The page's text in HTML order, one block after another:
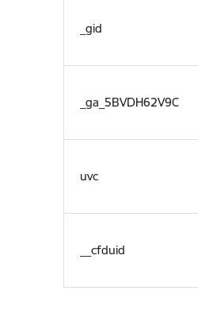
_gid
_ga_5BVDH62V9C
uvc
__cfduid